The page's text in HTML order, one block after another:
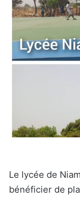
Le lycée de
bénéficier de